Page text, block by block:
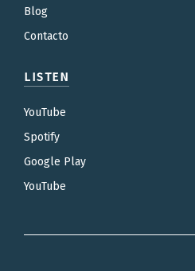
Blog
Contacto
LISTEN
YouTube
Spotify
Google Play
YouTube